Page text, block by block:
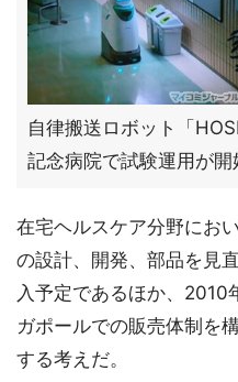
自律搬送ロボット「
記念病院で試験運用が開
在宅ヘルスケア分野にお
の設計、開発、部品を見
入予定であるほか、2010
ガポールでの販売体制を
する考えだ。